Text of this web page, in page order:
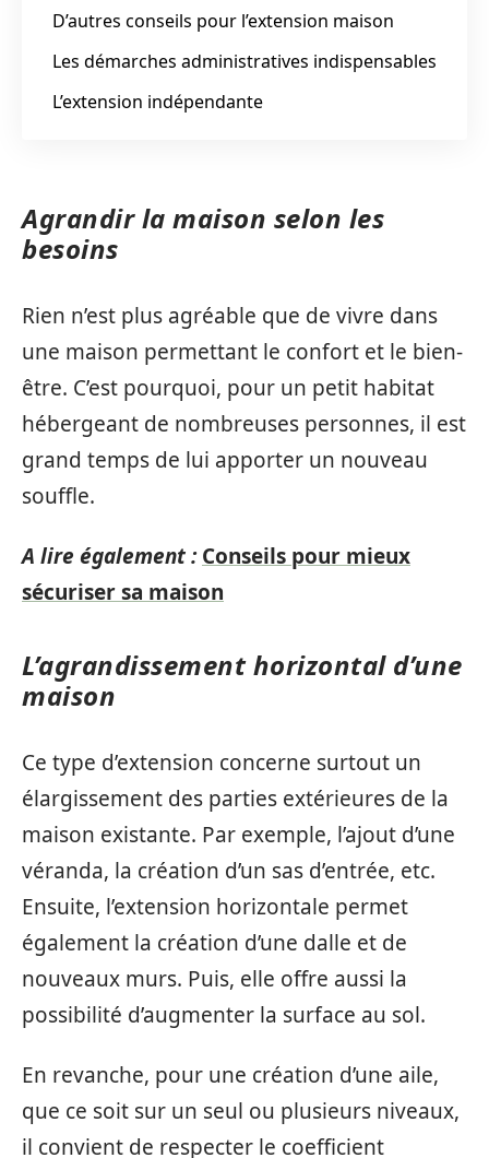
D’autres conseils pour l’extension maison
Les démarches administratives indispensables
L’extension indépendante
Agrandir la maison selon les
besoins
Rien n’est plus agréable que de vivre dans
une maison permettant le confort et le bien-
être. C’est pourquoi, pour un petit habitat
hébergeant de nombreuses personnes, il est
grand temps de lui apporter un nouveau
souffle.
A lire également : Conseils pour mieux
sécuriser sa maison
L’agrandissement horizontal d’une
maison
Ce type d’extension concerne surtout un
élargissement des parties extérieures de la
maison existante. Par exemple, l’ajout d’une
véranda, la création d’un sas d’entrée, etc.
Ensuite, l’extension horizontale permet
également la création d’une dalle et de
nouveaux murs. Puis, elle offre aussi la
possibilité d’augmenter la surface au sol.
En revanche, pour une création d’une aile,
que ce soit sur un seul ou plusieurs niveaux,
il convient de respecter le coefficient